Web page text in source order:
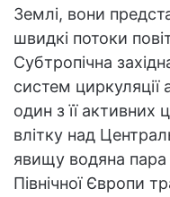
Землі, вони
швидкі потоки
Субтропічна
систем циркуляції
один з її активних
влітку над
явищу водяна пара
Північної Європи